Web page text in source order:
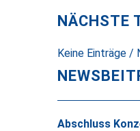
NÄCHSTE
Keine Einträge /
Abschluss